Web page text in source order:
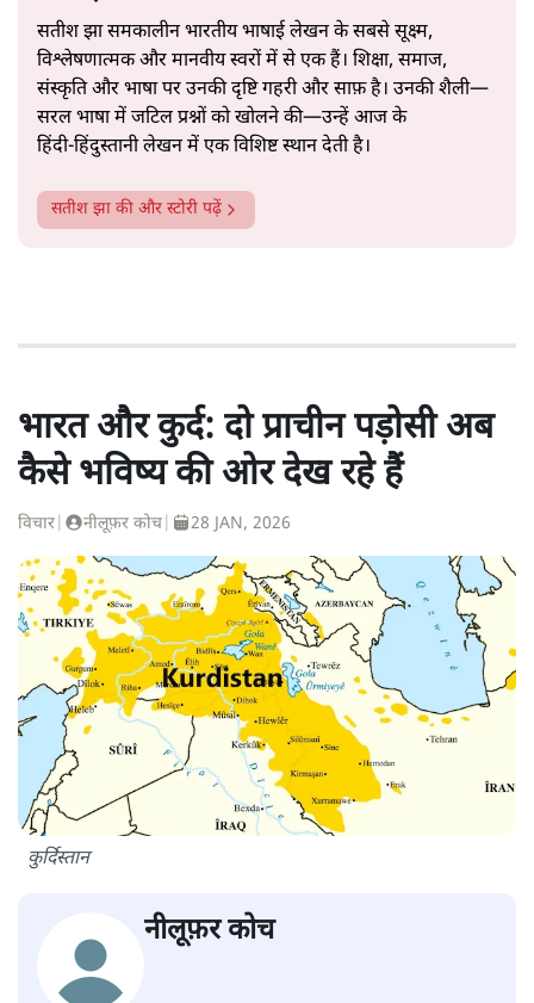
सतीश झा समकालीन भारतीय भाषाई लेखन के सबसे सूक्ष्म,
विश्लेषणात्मक और मानवीय स्वरों में से एक हैं। शिक्षा, समाज,
संस्कृति और भाषा पर उनकी दृष्टि गहरी और साफ़ है। उनकी शैली—
सरल भाषा में जटिल प्रश्नों को खोलने की—उन्हें आज के
हिंदी‑हिंदुस्तानी लेखन में एक विशिष्ट स्थान देती है।
सतीश झा की और स्टोरी पढ़ें
भारत और कुर्द: दो प्राचीन पड़ोसी अब
कैसे भविष्य की ओर देख रहे हैं
विचार नीलूफ़र कोच 28 JAN, 2026
कुर्दिस्तान
नीलूफ़र कोच